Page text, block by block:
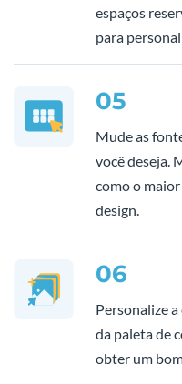
espaços
para
05
Mude as
você deseja.
como o
design.
06
Personalize
da paleta de
obter um